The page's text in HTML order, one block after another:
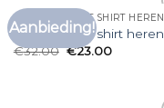
Aanbieding!
aan
LONG SLEEVE T SHIRT HEREN
long sleeve t shirt heren
€32.00 €23.00